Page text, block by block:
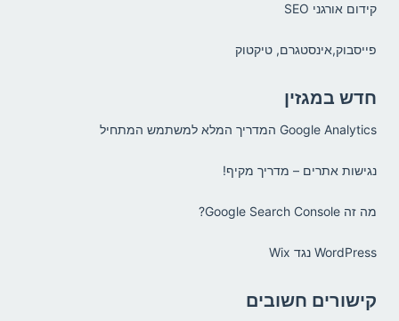
קידום אורגני SEO
פייסבוק,אינסטגרם, טיקטוק
חדש במגזין
Google Analytics המדריך המלא למשתמש המתחיל
נגישות אתרים – מדריך מקיף!
מה זה Google Search Console?
WordPress נגד Wix
קישורים חשובים